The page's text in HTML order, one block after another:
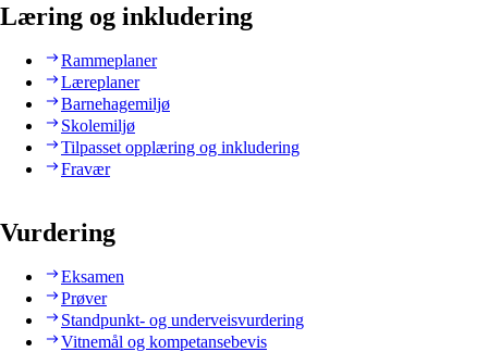
Læring og inkludering
Rammeplaner
Læreplaner
Barnehagemiljø
Skolemiljø
Tilpasset opplæring og inkludering
Fravær
Vurdering
Eksamen
Prøver
Standpunkt- og underveisvurdering
Vitnemål og kompetansebevis